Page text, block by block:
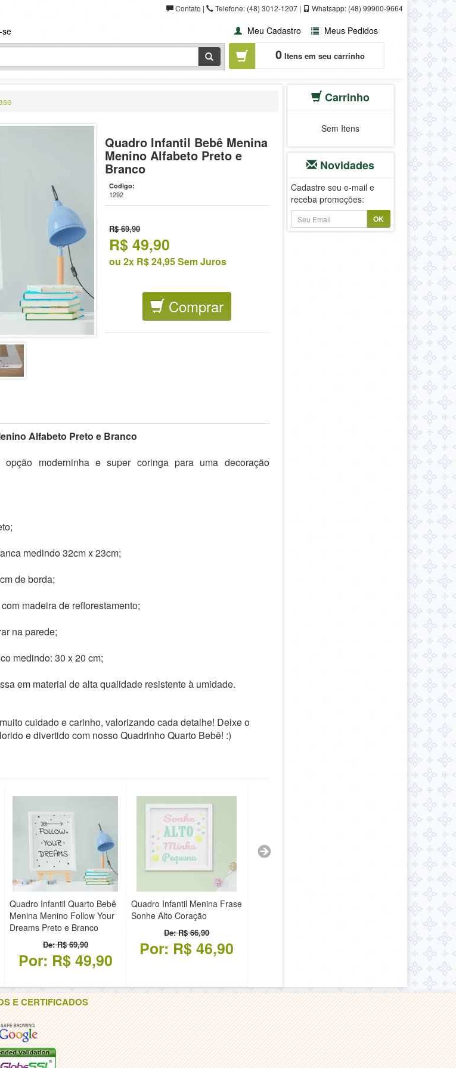
Contato | Telefone: (48) 3012-1207 | Whatsapp: (48) 99900-9664
se Meu Cadastro Meus Pedidos
0Itens em seu carrinho
Quadro Infantil Bebê Menina
Menino Alfabeto Preto e
Branco
Codigo:
1292
R$ 69,90
R$49,90
ou 2x R$ 24,95 Sem Juros
Comprar
Alfabeto Preto e Branco
moderninha e super coringa para uma decoração
medindo 32cm x 23cm;
de borda;
madeira de reflorestamento;
na parede;
medindo: 30 x 20 cm;
em material de alta qualidade resistente à umidade.
cuidado e carinho, valorizando cada detalhe! Deixe o
e divertido com nosso Quadrinho Quarto Bebê! :)
Quadro Infantil Quarto Bebê
Menina Menino Follow Your
Dreams Preto e Branco
De: R$ 69,90
Por: R$ 49,90
Quadro Infantil Menina Frase
Sonhe Alto Coração
De: R$ 66,90
Por: R$ 46,90
Carrinho
Sem Itens
Novidades
Cadastre seu e-mail e
receba promoções:
OK
E CERTIFICADOS